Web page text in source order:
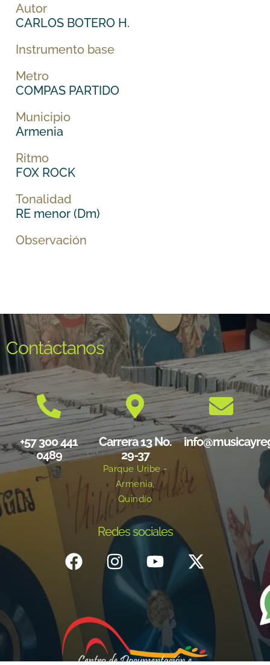
Autor
CARLOS BOTERO H.
Instrumento base
Metro
COMPAS PARTIDO
Municipio
Armenia
Ritmo
FOX ROCK
Tonalidad
RE menor (Dm)
Observación
Contáctanos
+57 300 441
0489
Carrera 13 No.
29-37
Parque Uribe -
Armenia,
Quindío
Redes sociales